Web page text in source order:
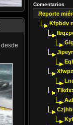
Comentarios
Reporte
Kfpbdv